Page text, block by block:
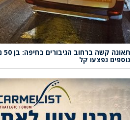
נוספים נפצעו קל